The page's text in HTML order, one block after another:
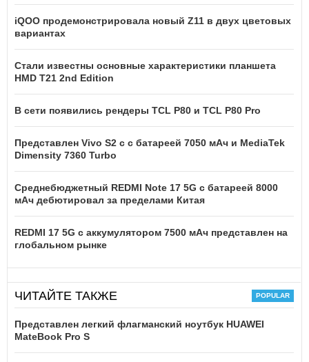
iQOO продемонстрировала новый Z11 в двух цветовых
вариантах
Стали известны основные характеристики планшета
HMD T21 2nd Edition
В сети появились рендеры TCL P80 и TCL P80 Pro
Представлен Vivo S2 с с батареей 7050 мАч и MediaTek
Dimensity 7360 Turbo
Среднебюджетный REDMI Note 17 5G с батареей 8000
мАч дебютировал за пределами Китая
REDMI 17 5G c аккумулятором 7500 мАч представлен на
глобальном рынке
ЧИТАЙТЕ ТАКЖЕ
Представлен легкий флагманский ноутбук HUAWEI
MateBook Pro S